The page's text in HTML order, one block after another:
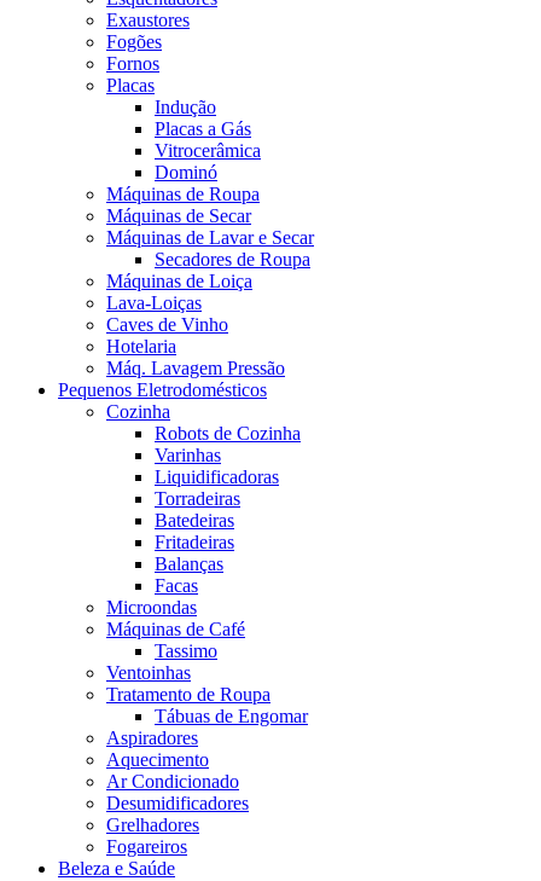
Exaustores
Fogões
Fornos
Placas
Indução
Placas a Gás
Vitrocerâmica
Dominó
Máquinas de Roupa
Máquinas de Secar
Máquinas de Lavar e Secar
Secadores de Roupa
Máquinas de Loiça
Lava-Loiças
Caves de Vinho
Hotelaria
Máq. Lavagem Pressão
Pequenos Eletrodomésticos
Cozinha
Robots de Cozinha
Varinhas
Liquidificadoras
Torradeiras
Batedeiras
Fritadeiras
Balanças
Facas
Microondas
Máquinas de Café
Tassimo
Ventoinhas
Tratamento de Roupa
Tábuas de Engomar
Aspiradores
Aquecimento
Ar Condicionado
Desumidificadores
Grelhadores
Fogareiros
Beleza e Saúde